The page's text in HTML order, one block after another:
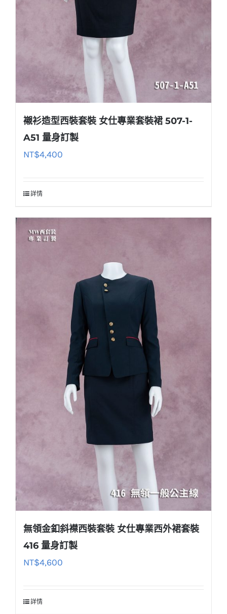
襯衫造型西裝套裝 女仕專業套裝裙 507-1-
A51 量身訂製
NT$4,400
詳情
無領金釦斜襟西裝套裝 女仕專業西外裙套裝
416 量身訂製
NT$4,600
詳情